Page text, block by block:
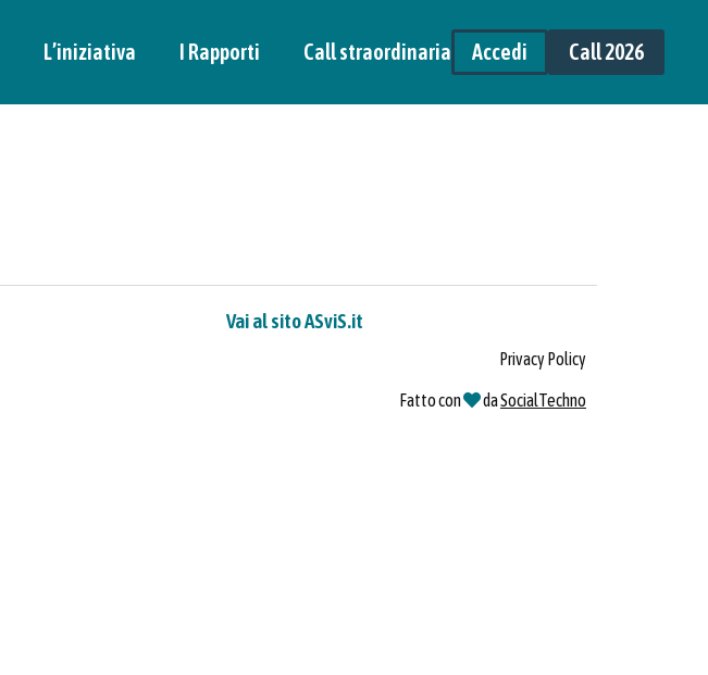
L’iniziativa I Rapporti Call straordinaria Accedi Call 2026
Vai al sito ASviS.it
Privacy Policy
Fatto con daSocialTechno